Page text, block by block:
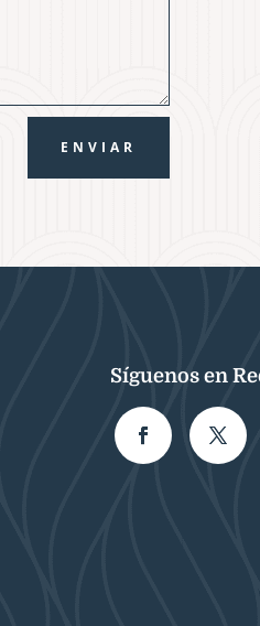
ENVIAR
Síguenos en